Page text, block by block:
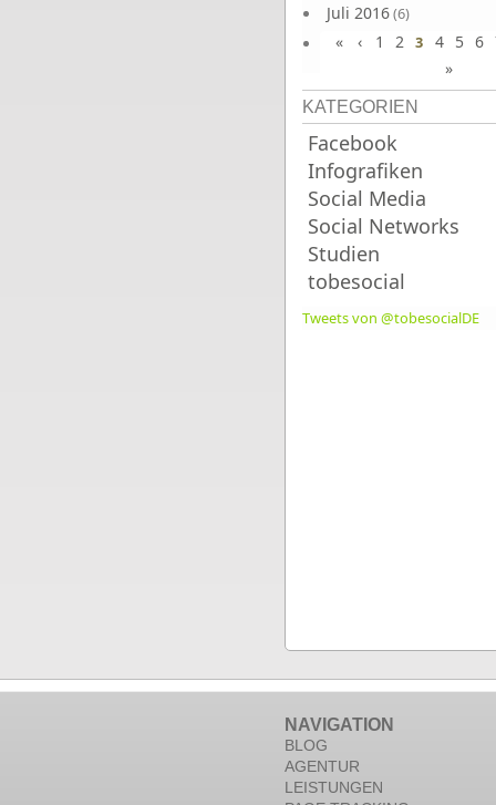
Juli 2016(6)
Juni 2016(7)
« ‹ 1 2 3 4 5 6
»
KATEGORIEN
Facebook
Infografiken
Social Media
Social Networks
Studien
tobesocial
Tweets von @tobesocialDE
NAVIGATION
BLOG
AGENTUR
LEISTUNGEN